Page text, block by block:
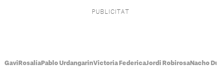
Gavi RosalíaPablo UrdangarinVictoria FedericaJordi RobirosaNacho